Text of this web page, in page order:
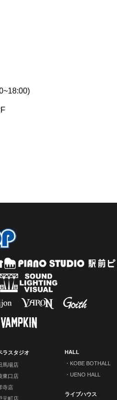
ラスタジオ
馬場店
東口店
寺店
元町店
HALL
KOBE BOTHALL
UENO HALL
ライブハウス